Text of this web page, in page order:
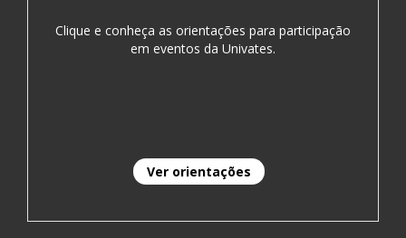
Clique e conheça as orientações para participação
em eventos da Univates.
Ver orientações